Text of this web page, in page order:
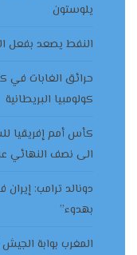
يلوستون
النفط يصعد بفعل
حرائق الغابات في
كولومبيا البريطانية
الى نصف النهائي
دونالد ترامب:
بهدوء”
المغرب بوابة